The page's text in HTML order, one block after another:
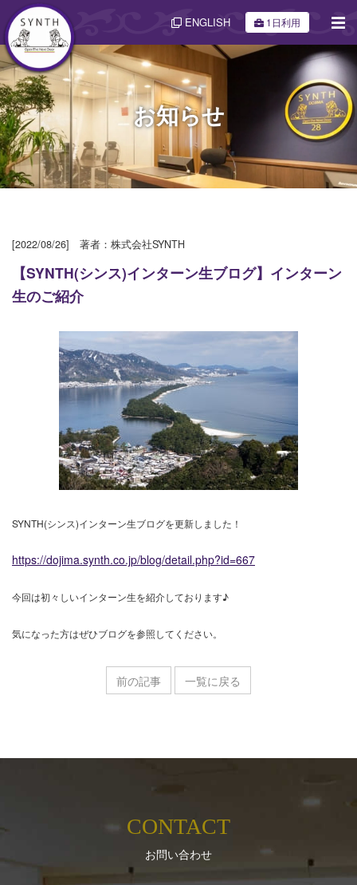
ENGLISH 1日利用
お知らせ
[2022/08/26] 著者：株式会社SYNTH
【SYNTH(シンス)インターン生ブログ】インターン
生のご紹介
SYNTH(シンス)インターン生ブログを更新しました！
https://dojima.synth.co.jp/blog/detail.php?id=667
今回は初々しいインターン生を紹介しております♪
気になった方はぜひブログを参照してください。
前の記事 一覧に戻る
CONTACT
お問い合わせ